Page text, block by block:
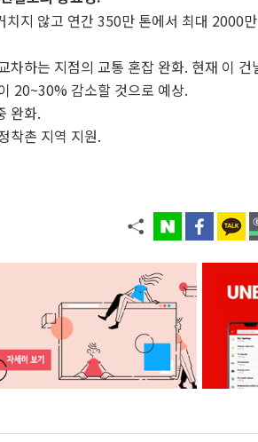
치지 않고 연간 350만 톤에서 최대 2000
차하는 지점의 교통 혼잡 완화. 현재 이
20~30% 감소할 것으로 예상.
완화.
착촌 지역 지원.